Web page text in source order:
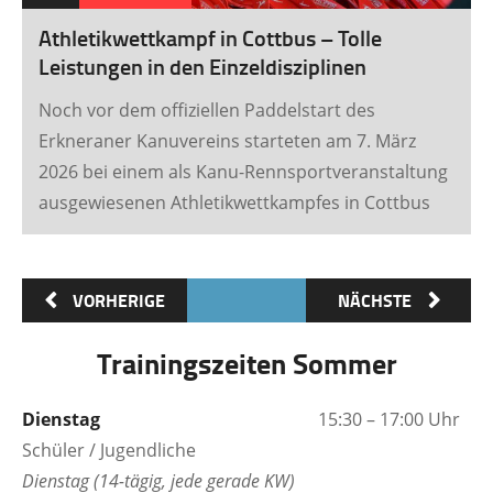
leises knistern / klackern zu hören war. Die u12
zerbrach bei einem kurzfristig anberaumten
Wasser-Training am 10. März 2026 mit Feuereifer
die letzten dünnen Eisschichten / Eisschollen in
einem Seitenkanal in der Bucht des Dämeritzsees.
Der Spaß und die Freude über dieses
außergewöhnliche Paddeltraining stand den
Athletikwettkampf in Cottbus – Tolle
Leistungen in den Einzeldisziplinen
Noch vor dem offiziellen Paddelstart des
Erkneraner Kanuvereins starteten am 7. März
2026 bei einem als Kanu-Rennsportveranstaltung
ausgewiesenen Athletikwettkampfes in Cottbus
insgesamt 7 Sportler/innen des Vereins. Die im
mit anderen Nachwuchskanuten u.a. von der
Sportschule aus Potsdam, aus den
Leistungszentren Cottbus, Spremberg und
Rotation Berlin zu messen, stand bei den
Disziplinen Ausdauerlauf, Medizinballweitwurf,
Pendellauf, Gewandheitslauf, 30m Sprint sowie
beim komplexen Athletiktest (KAT) im
VORHERIGE NÄCHSTE
Trainingszeiten Sommer
Dienstag
15:30 – 17:00 Uhr
Schüler / Jugendliche
Dienstag (14-tägig, jede gerade KW)